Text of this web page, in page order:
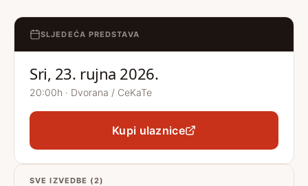
SLJEDEĆA PREDSTAVA
Sri, 23. rujna 2026.
20:00h · Dvorana / CeKaTe
Kupi ulaznice
SVE IZVEDBE (2)